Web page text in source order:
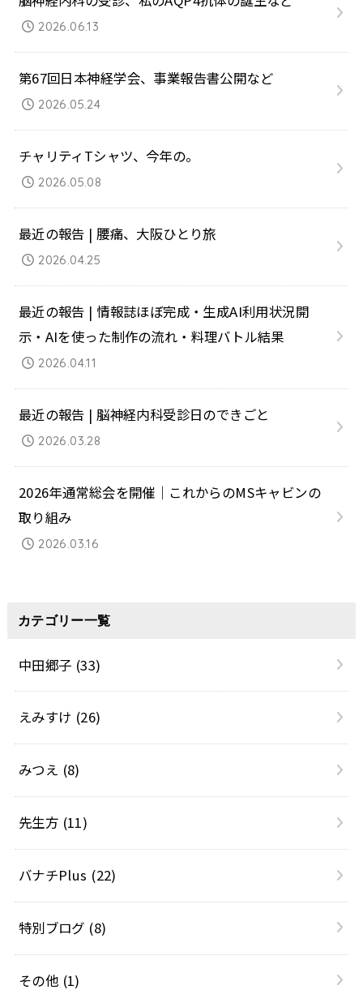
2026.06.13
第67回日本神経学会、事業報告書公開など
2026.05.24
チャリティTシャツ、今年の。
2026.05.08
最近の報告 | 腰痛、大阪ひとり旅
2026.04.25
最近の報告 | 情報誌ほぼ完成・生成AI利用状況開
示・AIを使った制作の流れ・料理バトル結果
2026.04.11
最近の報告 | 脳神経内科受診日のできごと
2026.03.28
2026年通常総会を開催｜これからのMSキャビンの
取り組み
2026.03.16
カテゴリー一覧
中田郷子 (33)
えみすけ (26)
みつえ (8)
先生方 (11)
バナチPlus (22)
特別ブログ (8)
その他 (1)